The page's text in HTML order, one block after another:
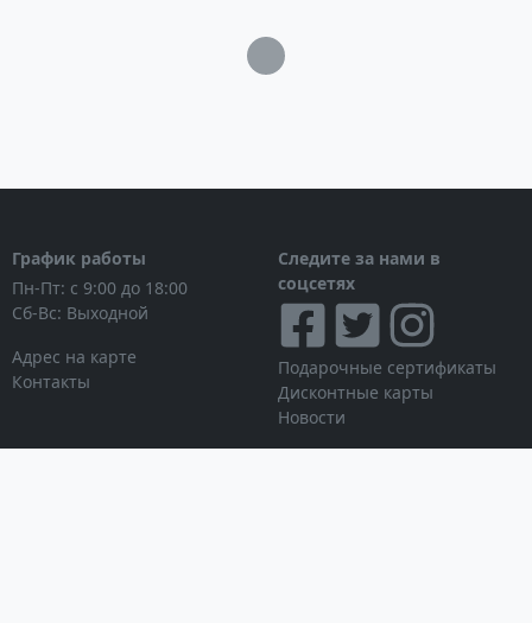
Загрузка...
График работы
Пн-Пт: с 9:00 до 18:00
Сб-Вс: Выходной
Адрес на карте
Контакты
Следите за нами в
соцсетях
Подарочные сертификаты
Дисконтные карты
Новости